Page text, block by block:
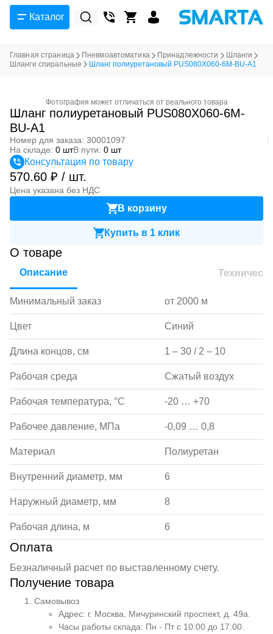
Каталог
Главная страница Пневмоавтоматика Принадлежности
Шланги
Шланги спиральные
Шланг полиуретановый PUS080X060-6M-BU-A1
Фотография может отличаться от реального товара
Шланг полиуретановый PUS080X060-6M-
BU-A1
Номер для заказа: 30001097
На складе: 0 штВ пути: 0 шт
Консультация по товару
570.60 ₽ / шт.
Цена указана без НДС
В корзину
Купить в 1 клик
О товаре
Описание
Минимальный заказ от 2000 м
Цвет Синий
Длина концов, см 1 – 30 / 2 – 10
Рабочая среда Сжатый воздух
Рабочая температура, °С -20 … +70
Рабочее давление, МПа -0,09 … 0,8
Материал Полиуретан
Внутренний диаметр, мм 6
Наружный диаметр, мм 8
Рабочая длина, м 6
Оплата
Безналичный расчет по выставленному счету.
Получение товара
Самовывоз
Адрес: г. Москва, Мичуринский проспект, д. 49а.
Часы работы склада: Пн - Пт с 10:00 до 17:00.